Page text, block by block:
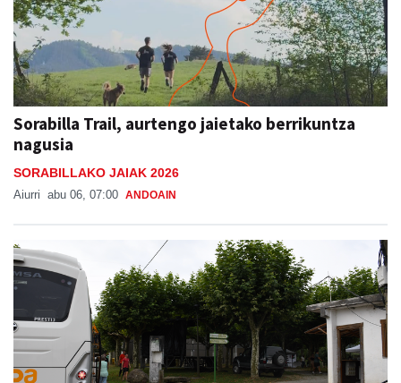
Sorabilla Trail, aurtengo jaietako berrikuntza
nagusia
SORABILLAKO JAIAK 2026
Aiurri abu 06, 07:00 ANDOAIN